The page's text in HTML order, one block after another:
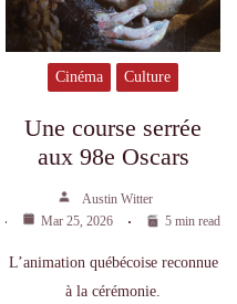
Cinéma Culture
Une course serrée
aux 98e Oscars
Austin Witter
Mar 25, 2026
5 min read
L’animation québécoise reconnue
à la cérémonie.